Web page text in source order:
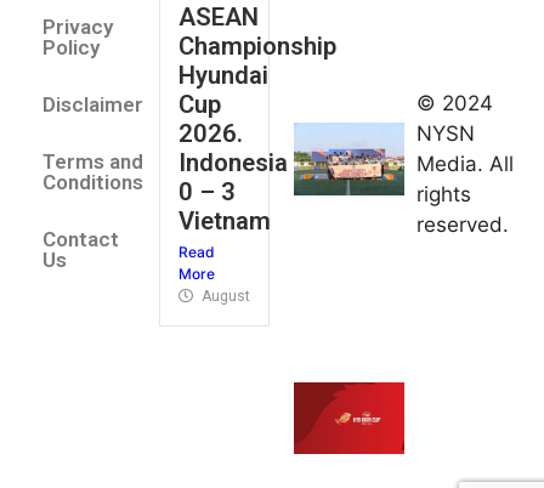
Privacy
Policy
Disclaimer
Terms and
Conditions
Contact
Us
ASEAN
Championship
Hyundai
Cup
2026.
Indonesia
0 – 3
Vietnam
Read
More
August 4, 2026
umum
Kejurnas
Panahan
Junior di
Kudus
© 2024
NYSN
Media. All
rights
reserved.